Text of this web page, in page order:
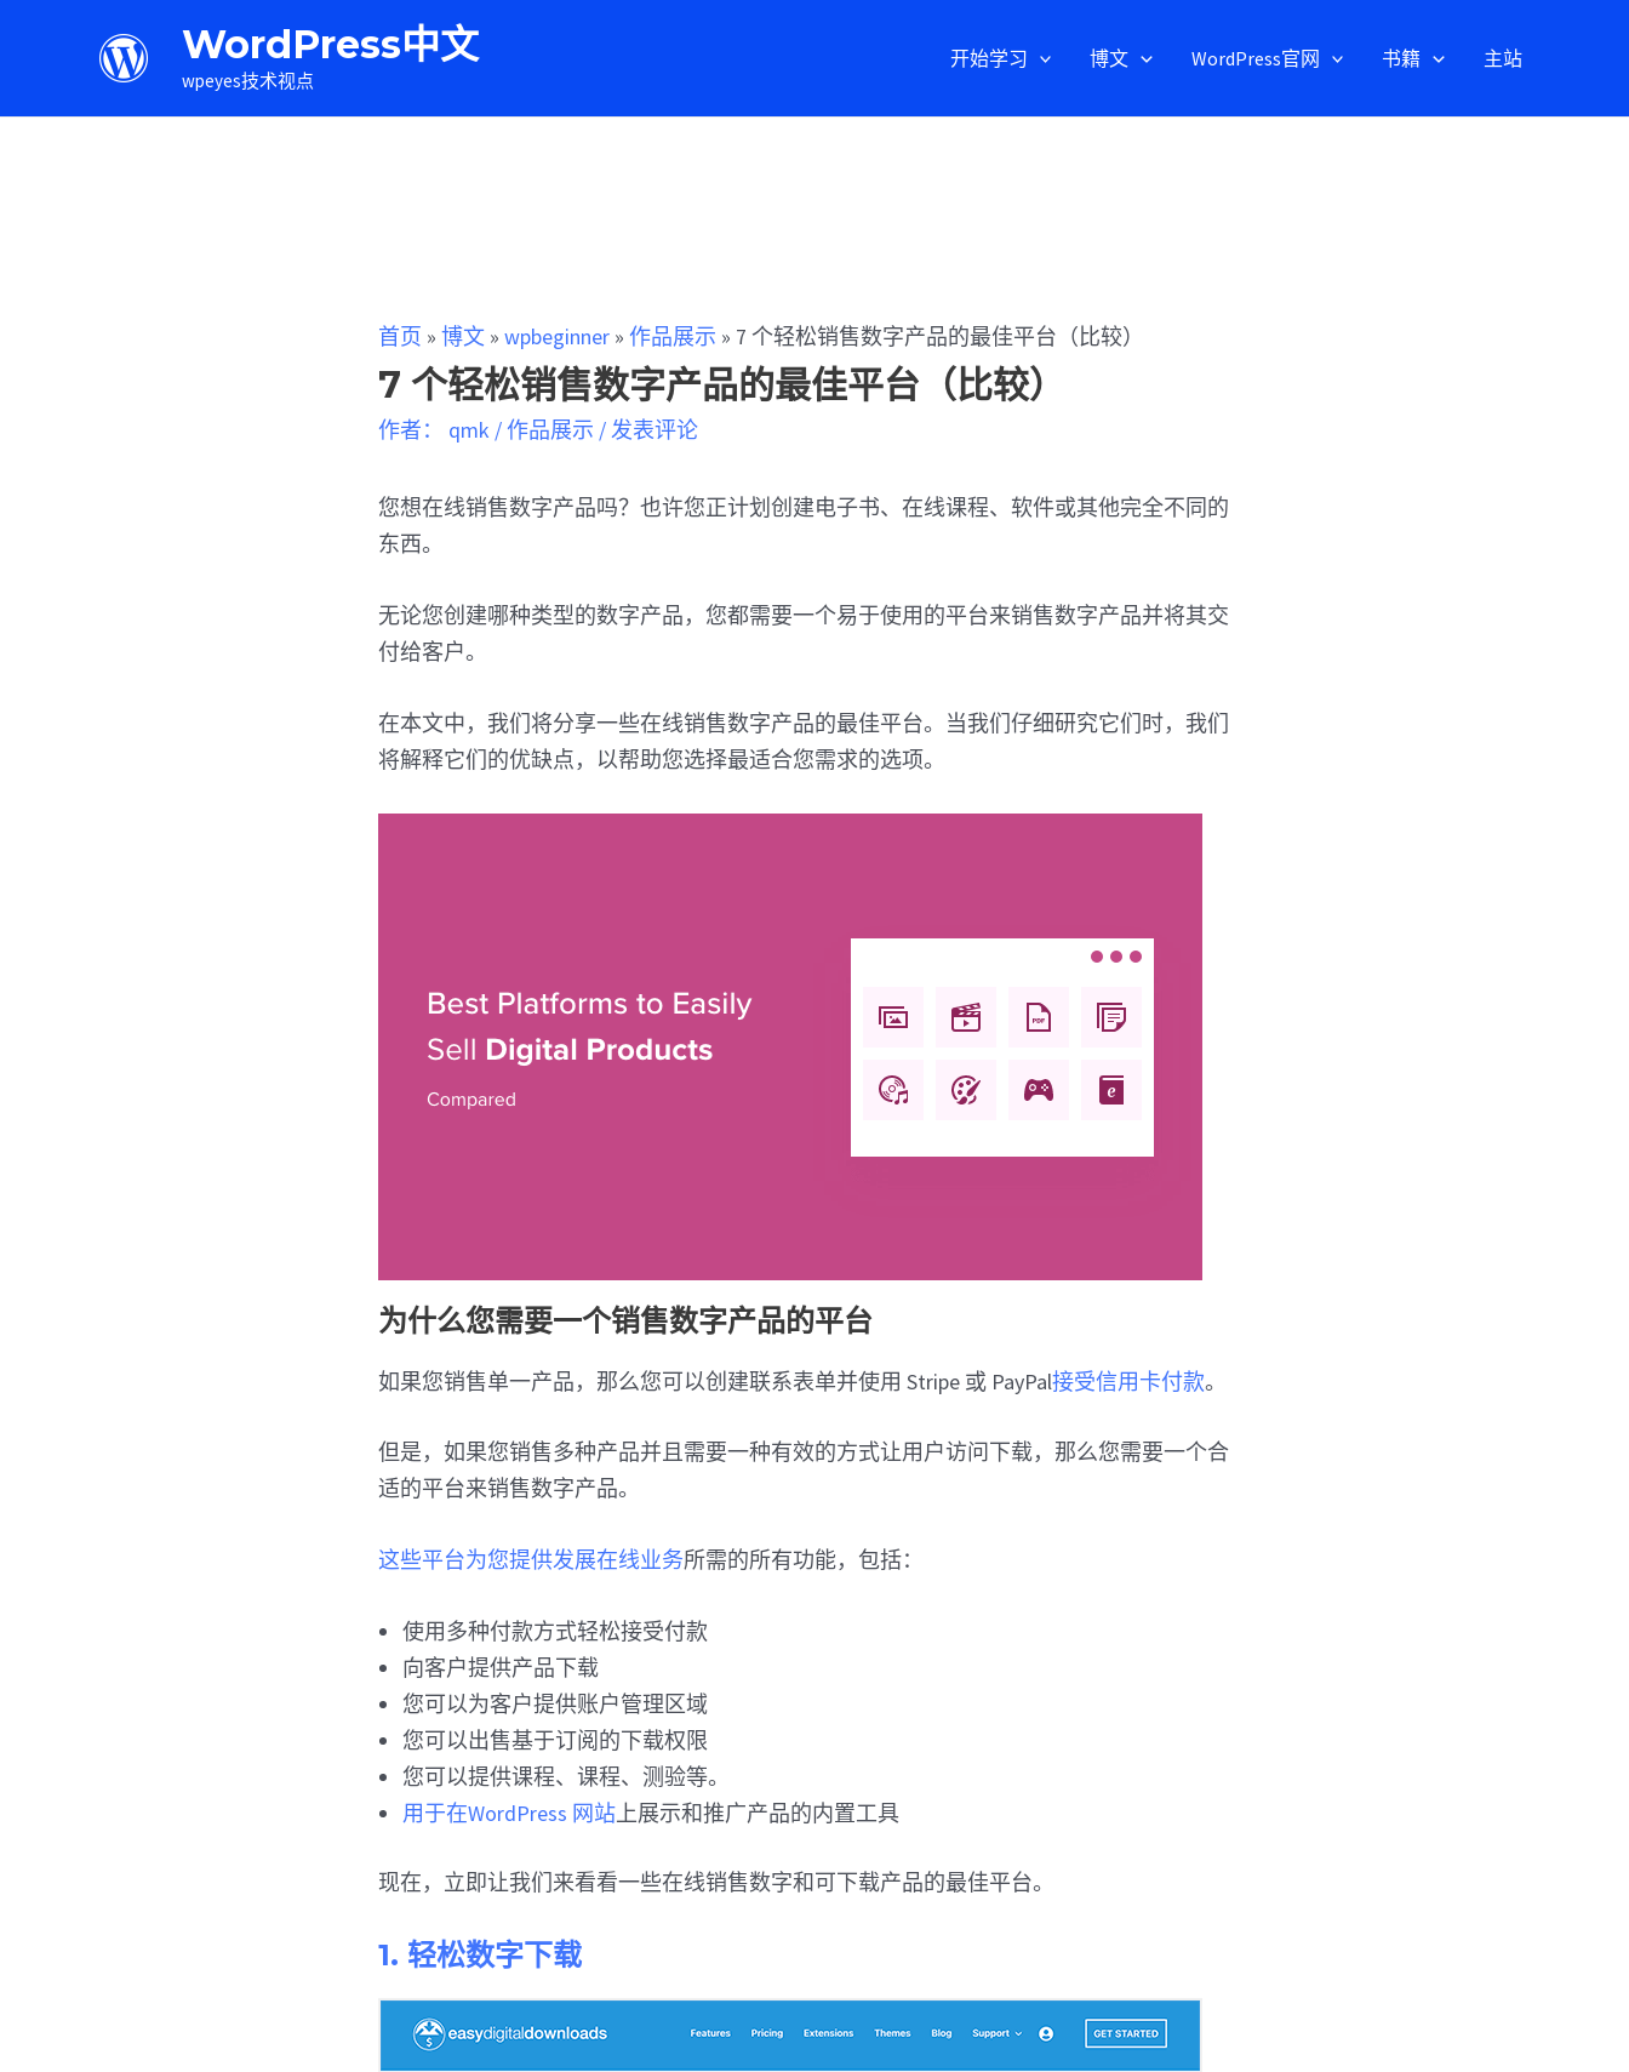
WordPress中文
wpeyes技术视点
开始学习 博文 WordPress官网 书籍 主站
首页 »博文 »wpbeginner »作品展示 » 7 个轻松销售数字产品的最佳平台（比较）
7 个轻松销售数字产品的最佳平台（比较）
作者： qmk /作品展示 /发表评论
您想在线销售数字产品吗？也许您正计划创建电子书、在线课程、软件或其他完全不同的
东西。
无论您创建哪种类型的数字产品，您都需要一个易于使用的平台来销售数字产品并将其交
付给客户。
在本文中，我们将分享一些在线销售数字产品的最佳平台。当我们仔细研究它们时，我们
将解释它们的优缺点，以帮助您选择最适合您需求的选项。
为什么您需要一个销售数字产品的平台
如果您销售单一产品，那么您可以创建联系表单并使用 Stripe 或 PayPal接受信用卡付款。
但是，如果您销售多种产品并且需要一种有效的方式让用户访问下载，那么您需要一个合
适的平台来销售数字产品。
这些平台为您提供发展在线业务所需的所有功能，包括：
使用多种付款方式轻松接受付款
向客户提供产品下载
您可以为客户提供账户管理区域
您可以出售基于订阅的下载权限
您可以提供课程、课程、测验等。
用于在WordPress 网站上展示和推广产品的内置工具
现在，立即让我们来看看一些在线销售数字和可下载产品的最佳平台。
1. 轻松数字下载